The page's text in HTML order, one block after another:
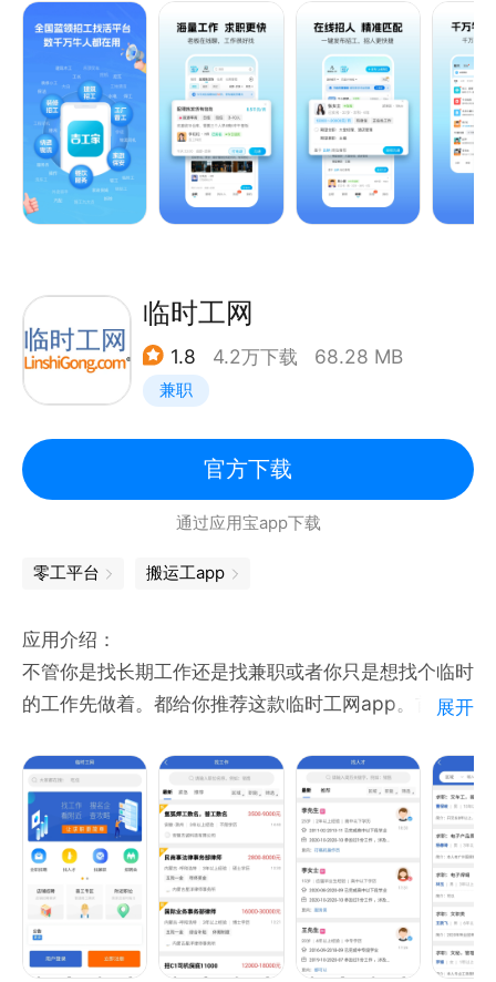
—— 产品特色 ——
【职位更精准】
为了更好地匹配求职者的职业期待，我们建立了岗位智
能推荐策略。智能算法、优先推荐给你离家近的同城招
聘信息，职位经过严格审核。
零售、物流、运输、工厂、制造、销售、市场、运营、
客服、人事、财务、行政、房产、建筑、AI互联网、电
子、通讯、教培、金融、新能源、酒旅、广告、生活服
务、兼职、日结等等行业的海量信息。
【求职更方便】
包吃、包住、包底薪、五险一金、全勤奖、双休、交通
补贴、话费补贴......这些福利还没入职你就知道！
与老板在线沟通，随时随地，直接开聊，聊爽就约，拍
板快，入职快，当天即可上岗。
【求职更安全】
信息审核团队为您的求职安全保驾护航，信息审核严，
虚假零容忍。招聘企业严格审核，让求职更安全。
【招人快准省】
岗位免费发布试用，招人真的快，轻松找到优质牛人！
快速直接沟通牛人！智能算法匹配求职者和岗位，招的
放心，找的快捷！
临时工网
1.8 4.2万下载 68.28 MB
兼职
官方下载
通过应用宝app下载
零工平台 搬运工app
应用介绍：
不管你是找长期工作还是找兼职或者你只是想找个临时
的工作先做着。都给你推荐这款临时工网app。首先它
期跟日结工作。不管你想找什么工作都赶紧来下载看看
吧！
特点：
1、你可以放心大胆接单赚钱，还能与自己的工友一起
报名赚钱；
2、为你带来了便捷的接单赚钱机会，打开手机定位就
展开